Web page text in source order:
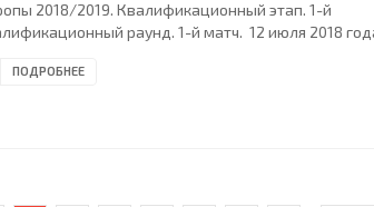
2018/2019. Квалификационный этап. 1-й
раунд. 1-й матч. 12 июля 2018
7500 зрителей (34 % при вместимости 22015).
ПОДРОБНЕЕ